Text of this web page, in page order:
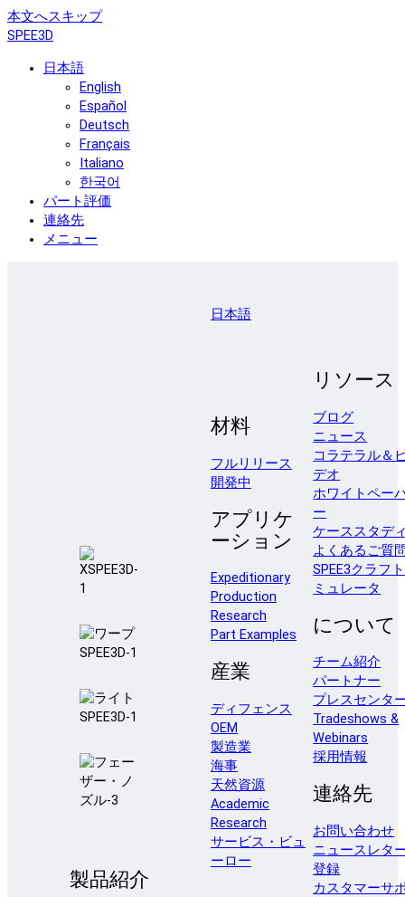
本文へスキップ
SPEE3D
日本語
English
Español
Deutsch
Français
Italiano
한국어
パート評価
連絡先
メニュー
製品紹介
日本語
材料
フルリリース
開発中
アプリケ
ーション
Expeditionary
Production
Research
Part Examples
産業
ディフェンス
OEM
製造業
海事
天然資源
Academic
Research
サービス・ビュ
ーロー
リソース
ブログ
ニュース
コラテラル＆
デオ
ホワイトペー
ー
ケーススタデ
よくあるご質
SPEE3クラフ
ミュレータ
について
チーム紹介
パートナー
プレスセンタ
Tradeshows &
Webinars
採用情報
連絡先
お問い合わせ
ニュースレタ
登録
カスタマーサ